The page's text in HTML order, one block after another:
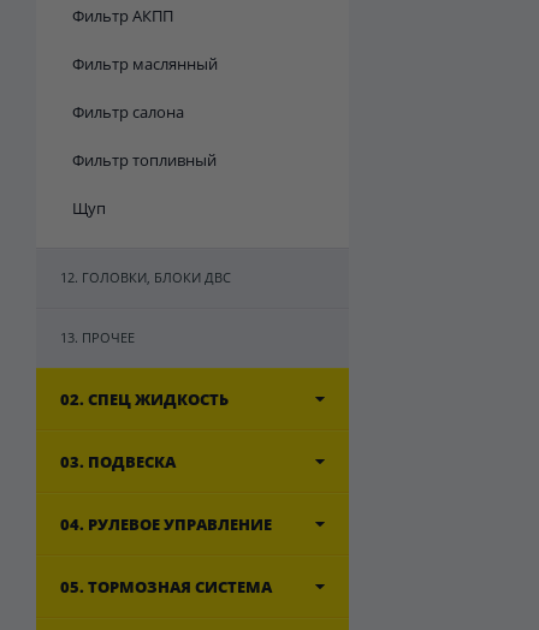
Фильтр АКПП
Фильтр маслянный
Фильтр салона
Фильтр топливный
Щуп
12. ГОЛОВКИ, БЛОКИ ДВС
13. ПРОЧЕЕ
02. СПЕЦ ЖИДКОСТЬ
03. ПОДВЕСКА
04. РУЛЕВОЕ УПРАВЛЕНИЕ
05. ТОРМОЗНАЯ СИСТЕМА